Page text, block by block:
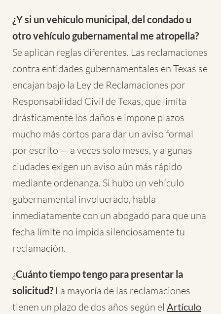
¿Y si un vehículo municipal, del condado u
otro vehículo gubernamental me atropella?
Se aplican reglas diferentes. Las reclamaciones
contra entidades gubernamentales en Texas se
encajan bajo la Ley de Reclamaciones por
Responsabilidad Civil de Texas, que limita
drásticamente los daños e impone plazos
mucho más cortos para dar un aviso formal
por escrito — a veces solo meses, y algunas
ciudades exigen un aviso aún más rápido
mediante ordenanza. Si hubo un vehículo
gubernamental involucrado, habla
inmediatamente con un abogado para que una
fecha límite no impida silenciosamente tu
reclamación.
¿Cuánto tiempo tengo para presentar la
solicitud? La mayoría de las reclamaciones
tienen un plazo de dos años según el Artículo